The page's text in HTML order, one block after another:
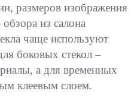
размеров изображения
из салона
чаще используют
боковых стекол –
а для временных
клеевым слоем.